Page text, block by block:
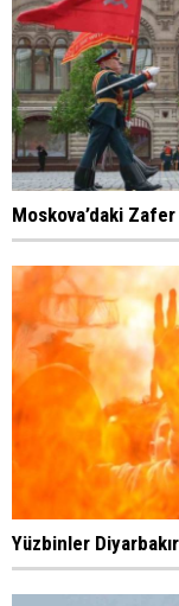
Moskova’daki
Yüzbinler